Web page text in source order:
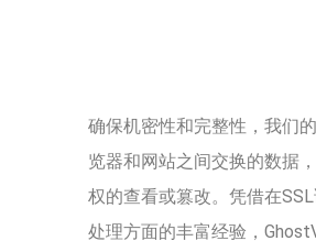
确保机密性和完整性，我们
览器和网站之间交换的数据
权的查看或篡改。凭借在
处理方面的丰富经验，